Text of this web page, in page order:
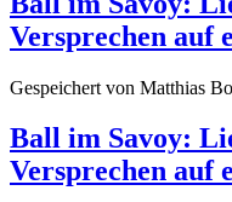
Versprechen auf
Gespeichert von Matthias
Ball im Savoy:
Versprechen auf